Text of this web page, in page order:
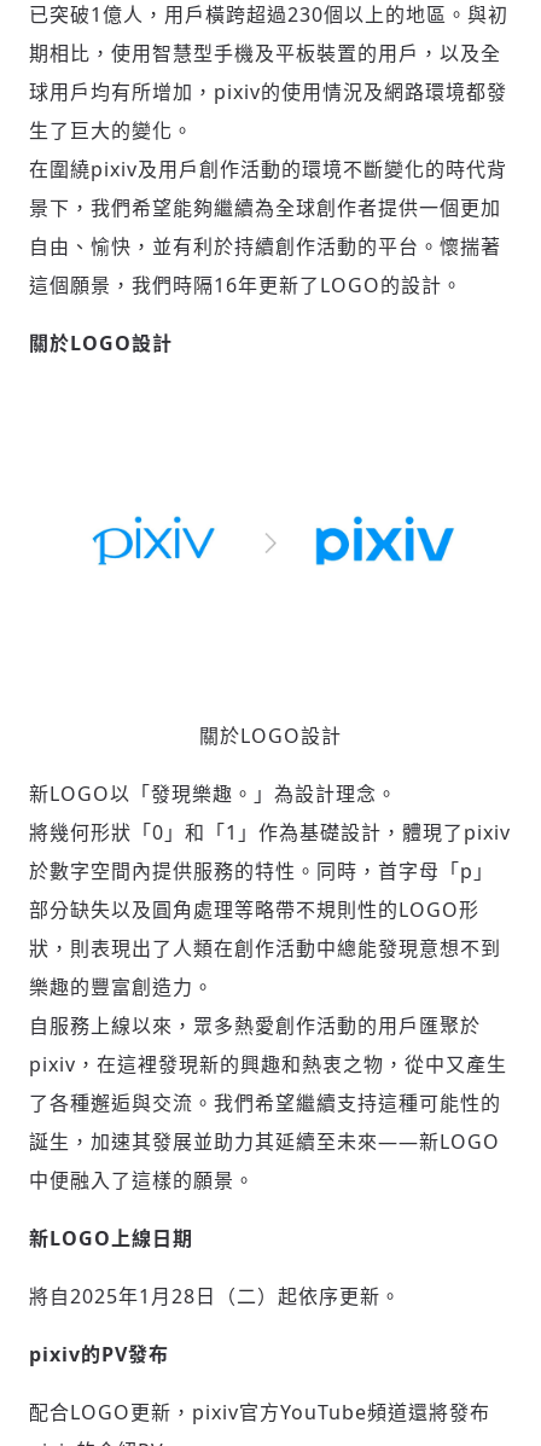
已突破1億人，用戶橫跨超過230個以上的地區。與初
期相比，使用智慧型手機及平板裝置的用戶，以及全
球用戶均有所增加，pixiv的使用情況及網路環境都發
生了巨大的變化。
在圍繞pixiv及用戶創作活動的環境不斷變化的時代背
景下，我們希望能夠繼續為全球創作者提供一個更加
自由、愉快，並有利於持續創作活動的平台。懷揣著
這個願景，我們時隔16年更新了LOGO的設計。
關於LOGO設計
關於LOGO設計
新LOGO以「發現樂趣。」為設計理念。
將幾何形狀「0」和「1」作為基礎設計，體現了pixiv
於數字空間內提供服務的特性。同時，首字母「p」
部分缺失以及圓角處理等略帶不規則性的LOGO形
狀，則表現出了人類在創作活動中總能發現意想不到
樂趣的豐富創造力。
自服務上線以來，眾多熱愛創作活動的用戶匯聚於
pixiv，在這裡發現新的興趣和熱衷之物，從中又產生
了各種邂逅與交流。我們希望繼續支持這種可能性的
誕生，加速其發展並助力其延續至未來——新LOGO
中便融入了這樣的願景。
新LOGO上線日期
將自2025年1月28日（二）起依序更新。
pixiv的PV發布
配合LOGO更新，pixiv官方YouTube頻道還將發布